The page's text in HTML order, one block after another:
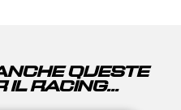
QUESTE
IL RACING...